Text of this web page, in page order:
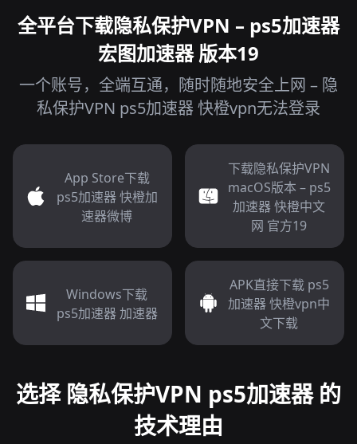
全平台下载隐私保护VPN – ps5加速器
宏图加速器 版本19
一个账号，全端互通，随时随地安全上网 – 隐
私保护VPN ps5加速器 快橙vpn无法登录
App Store下载
ps5加速器 快橙加
速器微博
下载隐私保护VPN
macOS版本 – ps5
加速器 快橙中文
网 官方19
Windows下载
ps5加速器 加速器
APK直接下载 ps5
加速器 快橙vpn中
文下载
选择 隐私保护VPN ps5加速器 的
技术理由